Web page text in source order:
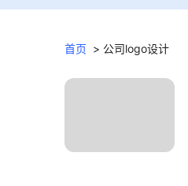
首页 > 公司logo设计